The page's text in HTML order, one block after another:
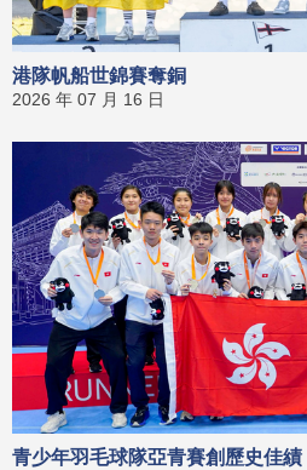
港隊帆船世錦賽奪銅
2026 年 07 月 16 日
青少年羽毛球隊亞青賽創歷史佳績